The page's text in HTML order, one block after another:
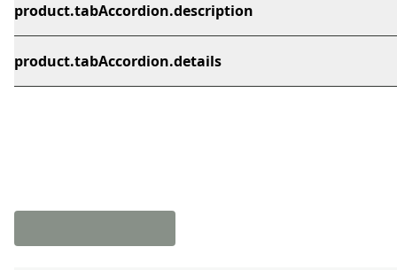
product.tabAccordion.description
product.tabAccordion.details